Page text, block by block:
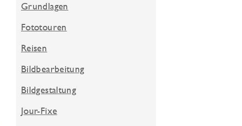
Grundlagen
Fototouren
Reisen
Bildbearbeitung
Bildgestaltung
Jour-Fixe